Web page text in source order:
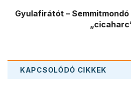
Gyulafirátót –
KAPCSOLÓDÓ CIKKEK